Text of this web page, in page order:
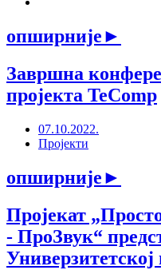
опширније►
Завршна
пројекта TeComp
07.10.2022.
Пројекти
опширније►
Пројекат
- ПроЗвук“
Универзитетској